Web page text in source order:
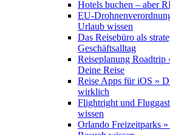
Hotels buchen – aber
EU-
Urlaub wissen
Das Reisebüro als
Geschäftsalltag
Reiseplanung Roadtrip
Deine Reise
Reise Apps für iOS »
wirklich
Flightright und
wissen
Orlando Freizeitparks